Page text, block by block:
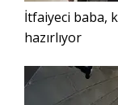
İtfaiyeci baba,
hazırlıyor